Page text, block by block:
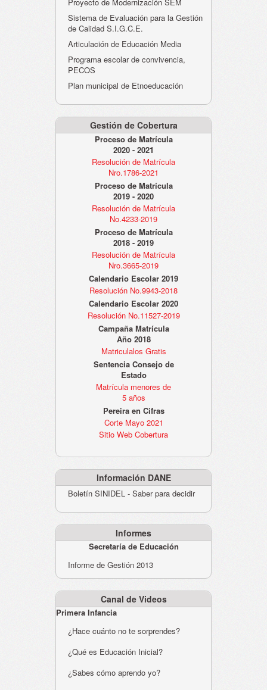
Sistema de Evaluación para la Gestión
de Calidad S.I.G.C.E.
Articulación de Educación Media
Programa escolar de convivencia,
PECOS
Plan municipal de Etnoeducación
Gestión de Cobertura
Proceso de Matrícula
2020 - 2021
Resolución de Matrícula
Nro.1786-2021
Proceso de Matrícula
2019 - 2020
Resolución de Matrícula
No.4233-2019
Proceso de Matrícula
2018 - 2019
Resolución de Matrícula
Nro.3665-2019
Calendario Escolar 2019
Resolución No.9943-2018
Calendario Escolar 2020
Resolución No.11527-2019
Campaña Matrícula
Año 2018
Matriculalos Gratis
Sentencia Consejo de
Estado
Matrícula menores de
5 años
Pereira en Cifras
Corte Mayo 2021
Sitio Web Cobertura
Información DANE
Boletín SINIDEL - Saber para decidir
Informes
Secretaría de Educación
Informe de Gestión 2013
Canal de Videos
Primera Infancia
¿Hace cuánto no te sorprendes?
¿Qué es Educación Inicial?
¿Sabes cómo aprendo yo?